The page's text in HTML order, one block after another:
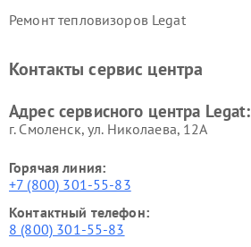
Ремонт тепловизоров Legat
Контакты сервис центра
Адрес сервисного центра Legat:
г. Смоленск, ул. Николаева, 12А
Горячая линия:
+7 (800) 301-55-83
Контактный телефон:
8 (800) 301-55-83